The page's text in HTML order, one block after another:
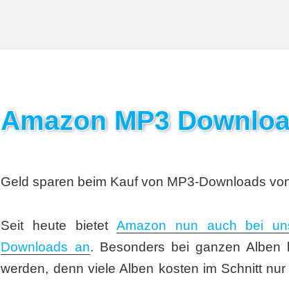
Amazon MP3
Geld sparen beim Kauf von MP3-Downloads
Seit heute bietet Amazon nun auch bei
Downloads an. Besonders bei ganzen Alben
werden, denn viele Alben kosten im Schnitt